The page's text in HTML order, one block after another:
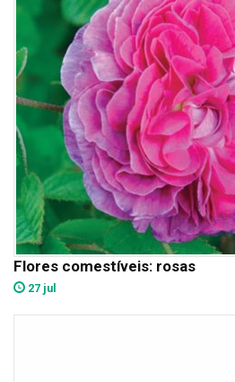
Flores comestíveis: rosas
27 jul